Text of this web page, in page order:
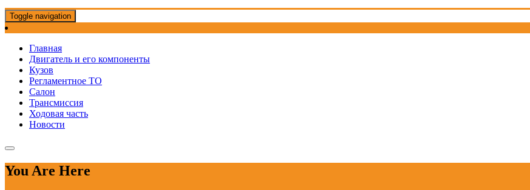
Toggle navigation
Главная
Двигатель и его компоненты
Кузов
Регламентное ТО
Салон
Трансмиссия
Ходовая часть
Новости
You Are Here